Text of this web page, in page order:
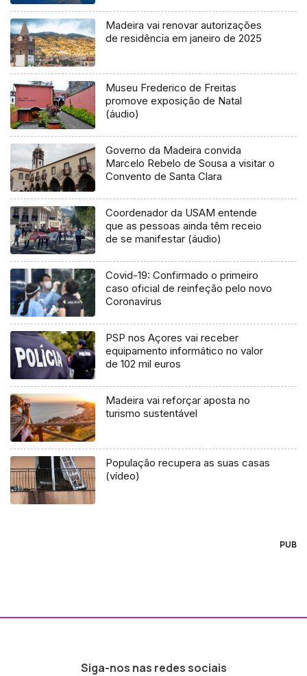
Madeira vai renovar autorizações
de residência em janeiro de 2025
Museu Frederico de Freitas
promove exposição de Natal
(áudio)
Governo da Madeira convida
Marcelo Rebelo de Sousa a visitar o
Convento de Santa Clara
Coordenador da USAM entende
que as pessoas ainda têm receio
de se manifestar (áudio)
Covid-19: Confirmado o primeiro
caso oficial de reinfeção pelo novo
Coronavírus
PSP nos Açores vai receber
equipamento informático no valor
de 102 mil euros
Madeira vai reforçar aposta no
turismo sustentável
População recupera as suas casas
(vídeo)
PUB
Siga-nos nas redes sociais